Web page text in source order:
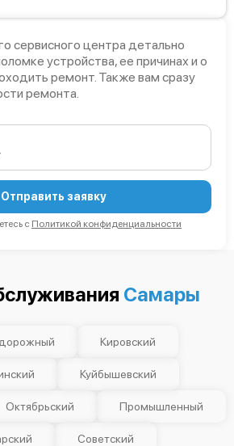
сервисного центра детально
устройства, ее причинах и о
ремонт. Также вам сразу
ремонта.
Отправить заявку
с Политикой конфиденциальности
Самары
Кировский
Куйбышевский
Октябрьский Промышленный
Советский